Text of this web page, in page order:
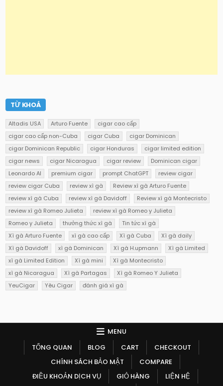
TỪ KHOÁ
Altadis USA Arturo Fuente
cigar cao cấp
cigar cao cấp non-Cuba
cigar Cuba
cigar Dominican
cigar Dominican Republic
cigar Honduras
cigar limited edition
cigar news
cigar Nicaragua cigar review
Dominican cigar
Leonardo AI
premium cigar prompt ChatGPT
review cigar
review cigar Cuba
review xì gà
Review xì gà Arturo Fuente
review xì gà Cuba
review xì gà Davidoff
Review xì gà Montecristo
review xì gà Romeo Julieta
review xì gà Romeo y Julieta
Romeo y Julieta
thưởng thức xì gà
Tin tức xì gà
Xì gà Arturo Fuente
xì gà cao cấp Xì gà Cuba
Xì gà daily
Xì gà Davidoff
xì gà Dominican Xì gà H.upmann
Xì gà Limited
xì gà Limited Edition
Xì gà mini
Xì gà Montecristo
xì gà Nicaragua
Xì gà Partagas
Xì gà Romeo Y Julieta
YeuCigar
Yêu Cigar đánh giá xì gà
MENU
TỔNG QUAN
BLOG CART
CHECKOUT
CHÍNH SÁCH BẢO MẬT
COMPARE
ĐIỀU KHOẢN DỊCH VỤ
GIỎ HÀNG LIỆN HỆ